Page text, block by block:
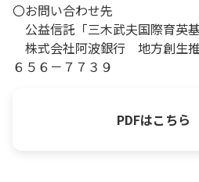
〇お問い合わせ先
公益信託「三木武夫国際育英
株式会社阿波銀行 地方創生
６５６－７７３９
PDFはこちら